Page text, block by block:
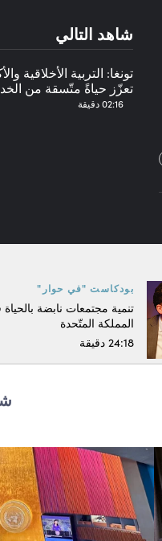
شاهد التالي
تونغا: التربية الأخلاقية
تعزّز حياةً متّسقة من
02:16 دقيقة
بودكاست "في حوار"
تنمية مجتمعات نابضة
المملكة المتّحدة
24:18 دقيقة